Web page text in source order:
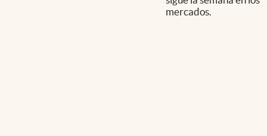
mercados.